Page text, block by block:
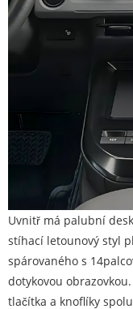
Uvnitř má palubní
stíhací letounový styl
spárovaného s
dotykovou
tlačítka a knoflíky